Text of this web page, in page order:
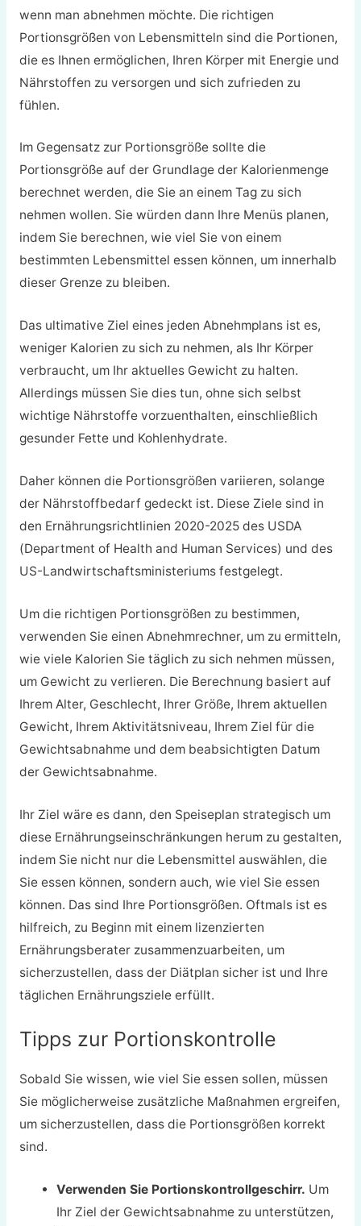
wenn man abnehmen möchte. Die richtigen
Portionsgrößen von Lebensmitteln sind die Portionen,
die es Ihnen ermöglichen, Ihren Körper mit Energie und
Nährstoffen zu versorgen und sich zufrieden zu
fühlen.
Im Gegensatz zur Portionsgröße sollte die
Portionsgröße auf der Grundlage der Kalorienmenge
berechnet werden, die Sie an einem Tag zu sich
nehmen wollen. Sie würden dann Ihre Menüs planen,
indem Sie berechnen, wie viel Sie von einem
bestimmten Lebensmittel essen können, um innerhalb
dieser Grenze zu bleiben.
Das ultimative Ziel eines jeden Abnehmplans ist es,
weniger Kalorien zu sich zu nehmen, als Ihr Körper
verbraucht, um Ihr aktuelles Gewicht zu halten.
Allerdings müssen Sie dies tun, ohne sich selbst
wichtige Nährstoffe vorzuenthalten, einschließlich
gesunder Fette und Kohlenhydrate.
Daher können die Portionsgrößen variieren, solange
der Nährstoffbedarf gedeckt ist. Diese Ziele sind in
den Ernährungsrichtlinien 2020-2025 des USDA
(Department of Health and Human Services) und des
US-Landwirtschaftsministeriums festgelegt.
Um die richtigen Portionsgrößen zu bestimmen,
verwenden Sie einen Abnehmrechner, um zu ermitteln,
wie viele Kalorien Sie täglich zu sich nehmen müssen,
um Gewicht zu verlieren. Die Berechnung basiert auf
Ihrem Alter, Geschlecht, Ihrer Größe, Ihrem aktuellen
Gewicht, Ihrem Aktivitätsniveau, Ihrem Ziel für die
Gewichtsabnahme und dem beabsichtigten Datum
der Gewichtsabnahme.
Ihr Ziel wäre es dann, den Speiseplan strategisch um
diese Ernährungseinschränkungen herum zu gestalten,
indem Sie nicht nur die Lebensmittel auswählen, die
Sie essen können, sondern auch, wie viel Sie essen
können. Das sind Ihre Portionsgrößen. Oftmals ist es
hilfreich, zu Beginn mit einem lizenzierten
Ernährungsberater zusammenzuarbeiten, um
sicherzustellen, dass der Diätplan sicher ist und Ihre
täglichen Ernährungsziele erfüllt.
Tipps zur Portionskontrolle
Sobald Sie wissen, wie viel Sie essen sollen, müssen
Sie möglicherweise zusätzliche Maßnahmen ergreifen,
um sicherzustellen, dass die Portionsgrößen korrekt
sind.
Verwenden Sie Portionskontrollgeschirr. Um
Ihr Ziel der Gewichtsabnahme zu unterstützen,